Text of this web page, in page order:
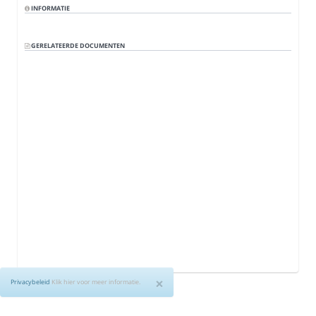
INFORMATIE
GERELATEERDE DOCUMENTEN
×
Privacybeleid Klik hier voor meer informatie.